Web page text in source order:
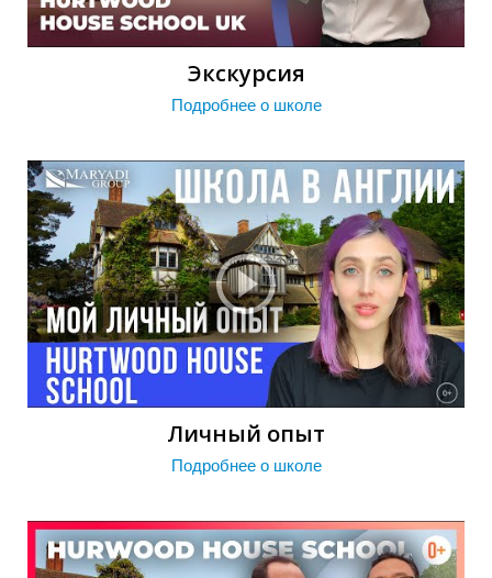
У
Экскурсия
Подробнее о школе
Личный опыт
Подробнее о школе